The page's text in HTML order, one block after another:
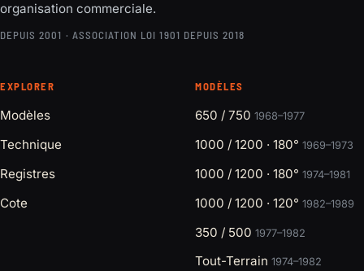
organisation commerciale.
DEPUIS 2001 · ASSOCIATION LOI 1901 DEPUIS 2018
EXPLORER
Modèles
Technique
Registres
Cote
MODÈLES
650 / 750 1968–1977
1000 / 1200 · 180° 1969–1973
1000 / 1200 · 180° 1974–1981
1000 / 1200 · 120° 1982–1989
350 / 500 1977–1982
Tout-Terrain 1974–1982